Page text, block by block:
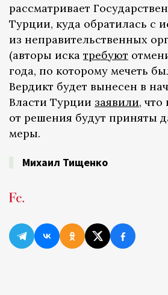
рассматривает
Турции, куда обратилась с
из неправительственных
(авторы иска требуют
года, по которому мечеть
Вердикт будет вынесен в
Власти Турции заявили, что
от решения будут приняты
меры.
Михаил Тищенко